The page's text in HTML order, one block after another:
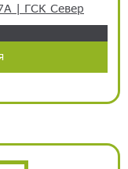
| ГСК Север